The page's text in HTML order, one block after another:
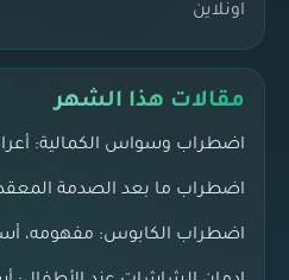
اونلاين
مقالات هذا الشهر
اضطراب وسواس الكمالية:
اضطراب ما بعد الصدمة
اضطراب الكابوس: مفهومه،